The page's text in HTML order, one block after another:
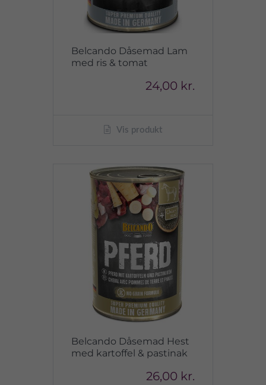
Belcando Dåsemad Lam
med ris & tomat
24,00 kr.
Vis produkt
Belcando Dåsemad Hest
med kartoffel & pastinak
26,00 kr.